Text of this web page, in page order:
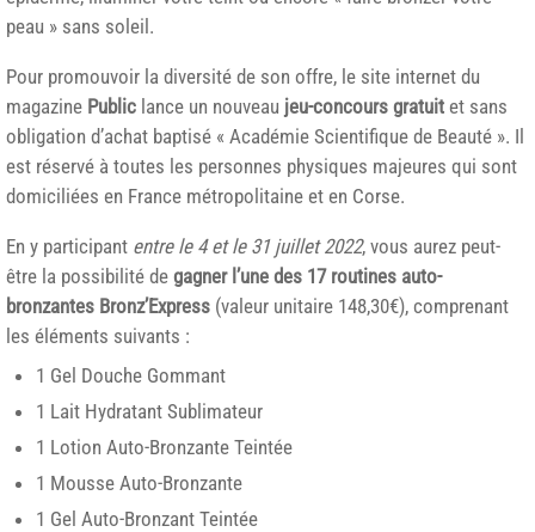
peau » sans soleil.
Pour promouvoir la diversité de son offre, le site internet du
magazine Public lance un nouveau jeu-concours gratuit et sans
obligation d’achat baptisé « Académie Scientifique de Beauté ». Il
est réservé à toutes les personnes physiques majeures qui sont
domiciliées en France métropolitaine et en Corse.
En y participant entre le 4 et le 31 juillet 2022, vous aurez peut-
être la possibilité de gagner l’une des 17 routines auto-
bronzantes Bronz’Express (valeur unitaire 148,30€), comprenant
les éléments suivants :
1 Gel Douche Gommant
1 Lait Hydratant Sublimateur
1 Lotion Auto-Bronzante Teintée
1 Mousse Auto-Bronzante
1 Gel Auto-Bronzant Teintée